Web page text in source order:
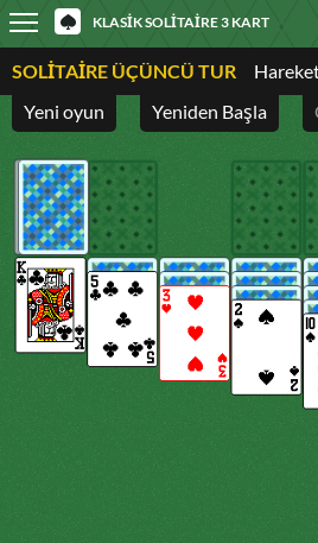
KLASIK SOLITAIRE 3 KART
SOLITAIRE ÜÇÜNCÜ TUR
Yeni oyun Yeniden Başla